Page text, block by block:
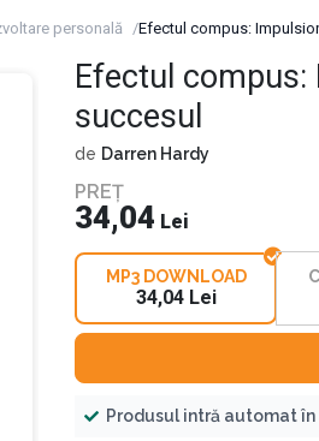
personală Efectul compus:
Efectul compus:
succesul
de Darren Hardy
PREȚ
34,04 Lei
MP3 DOWNLOAD
34,04 Lei
Produsul intră automat